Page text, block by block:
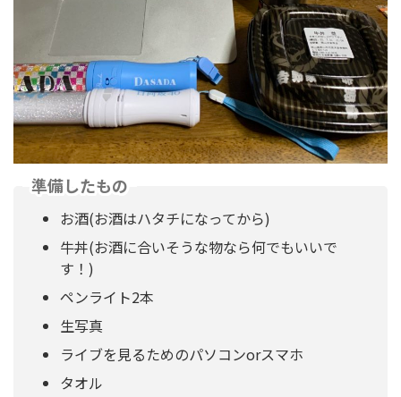
準備したもの
お酒(お酒はハタチになってから)
牛丼(お酒に合いそうな物なら何でもいいで
す！)
ペンライト2本
生写真
ライブを見るためのパソコンorスマホ
タオル